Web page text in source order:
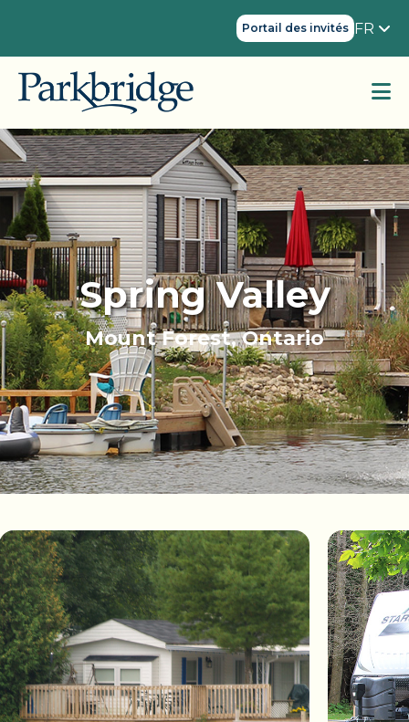
Portail des invités FR
Spring Valley
Mount Forest, Ontario